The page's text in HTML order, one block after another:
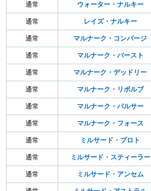
通常 ウォーター・ナルキー
通常 レイズ・ナルキー
通常 マルナーク・コンバージ
通常 マルナーク・バースト
通常 マルナーク・デッドリー
通常 マルナーク・リボルブ
通常 マルナーク・パルサー
通常 マルナーク・フォース
通常 ミルサード・プロト
通常 ミルサード・スティーラー
通常 ミルサード・アンセム